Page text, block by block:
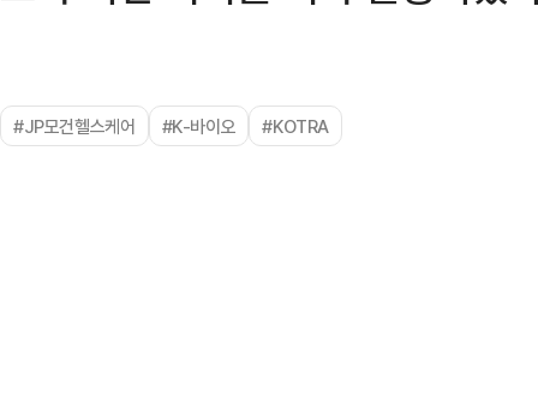
#JP모건헬스케어 #K-바이오 #KOTRA